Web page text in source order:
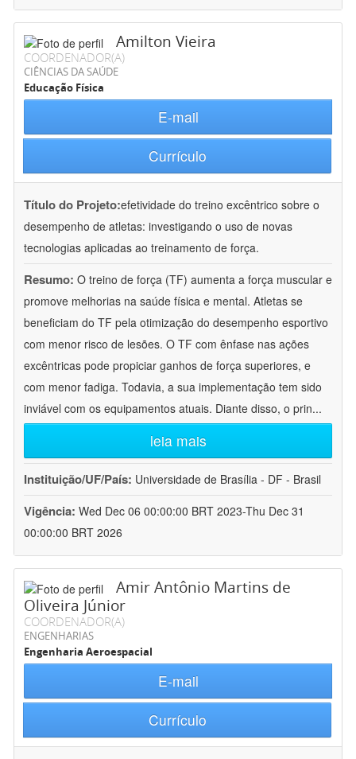
Amilton Vieira
COORDENADOR(A)
CIÊNCIAS DA SAÚDE
Educação Física
E-mail
Currículo
Título do Projeto:efetividade do treino excêntrico sobre o
desempenho de atletas: investigando o uso de novas
tecnologias aplicadas ao treinamento de força.
Resumo: O treino de força (TF) aumenta a força muscular e
promove melhorias na saúde física e mental. Atletas se
beneficiam do TF pela otimização do desempenho esportivo
com menor risco de lesões. O TF com ênfase nas ações
excêntricas pode propiciar ganhos de força superiores, e
com menor fadiga. Todavia, a sua implementação tem sido
inviável com os equipamentos atuais. Diante disso, o prin...
leia mais
Instituição/UF/País: Universidade de Brasília - DF - Brasil
Vigência: Wed Dec 06 00:00:00 BRT 2023-Thu Dec 31
00:00:00 BRT 2026
Amir Antônio Martins de
Oliveira Júnior
COORDENADOR(A)
ENGENHARIAS
Engenharia Aeroespacial
E-mail
Currículo